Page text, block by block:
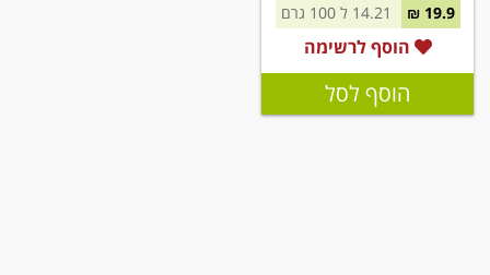
19.9 ₪
הוסף לרשימה
הוסף לסל